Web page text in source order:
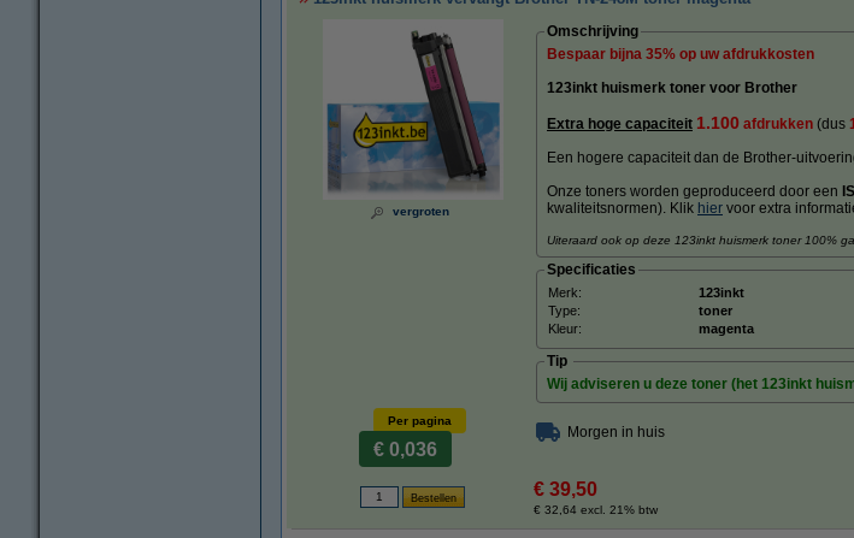
vergroten
Omschrijving
Bespaar bijna 35% op uw afdrukkosten
123inkt huismerk toner voor Brother
Extra hoge capaciteit 1.100 afdrukken (dus
Een hogere capaciteit dan de Brother-
Onze toners worden geproduceerd door een
kwaliteitsnormen). Klik hier voor extra
Uiteraard ook op deze 123inkt huismerk toner 100%
Specificaties
Merk: 123inkt
Type:
toner
Kleur:
magenta
Tip
Wij adviseren u deze toner (het 123inkt
Per pagina
€ 0,036
Morgen in huis
€ 39,50
€ 32,64 excl. 21% btw